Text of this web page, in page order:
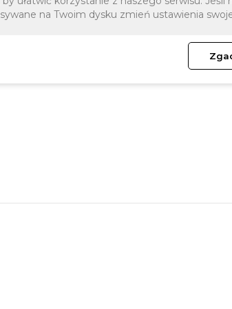
na Twoim dysku zmień ustawienia
Informacje o cookies.